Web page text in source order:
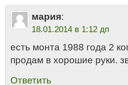
мария:
18.01.2014 в 1:12 дп
есть монта 1988 года 2
продам в хорошие руки.
Ответить